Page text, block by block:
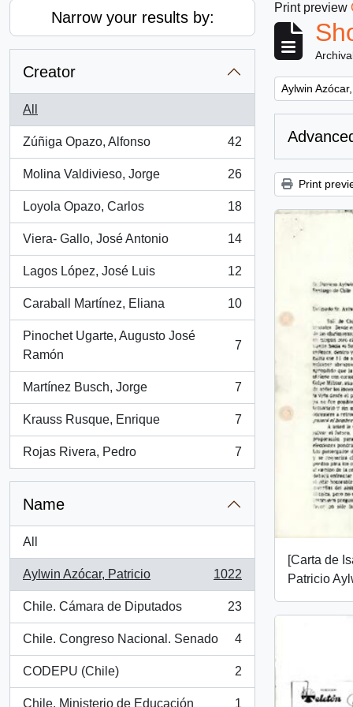
Narrow your results by:
Creator
All
Zúñiga Opazo, Alfonso
, 42 results
42
Molina Valdivieso, Jorge
, 26 results
26
Loyola Opazo, Carlos
, 18 results
18
Viera- Gallo, José Antonio
, 14 results
14
Lagos López, José Luis
, 12 results
12
Caraball Martínez, Eliana
, 10 results
10
Pinochet Ugarte, Augusto José
Ramón
, 7 results
7
Martínez Busch, Jorge
, 7 results
7
Krauss Rusque, Enrique
, 7 results
7
Rojas Rivera, Pedro
, 7 results
7
Name
All
Aylwin Azócar, Patricio
, 1022 results
1022
Chile. Cámara de Diputados
, 23 results
23
Chile. Congreso Nacional. Senado
, 4 results
4
CODEPU (Chile)
, 2 results
2
Chile. Ministerio de Educación 1
Print preview
Remove filter:
Aylwin
Print
[Carta de
Patricio